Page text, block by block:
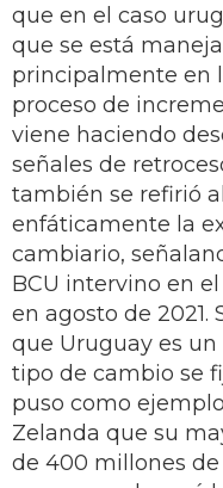
que en el caso
que se está
principalmente en
proceso de
viene haciendo
señales de
también se refirió
enfáticamente la
cambiario,
BCU intervino en
en agosto de 2021.
que Uruguay es un
tipo de cambio se
puso como
Zelanda que su
de 400 millones